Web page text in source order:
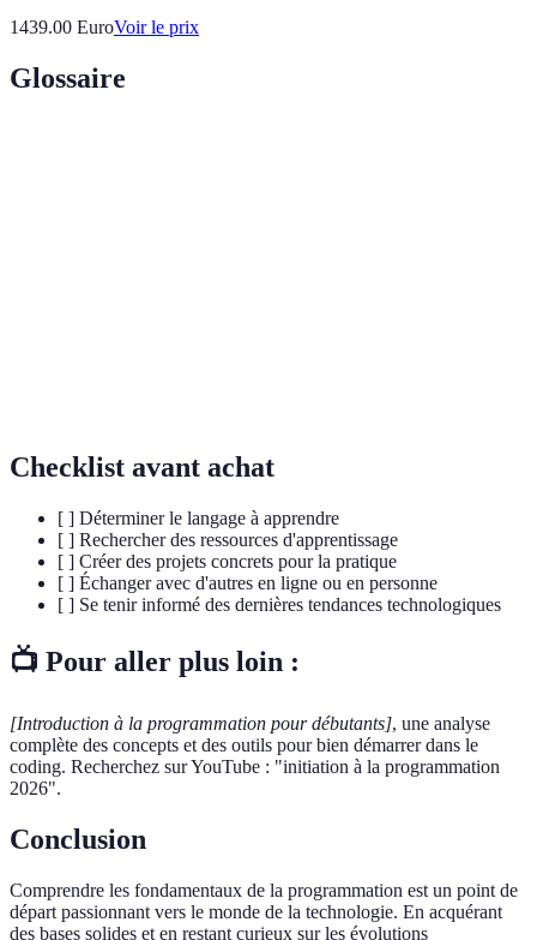
1439.00 EuroVoir le prix
Glossaire
Checklist avant achat
[ ] Déterminer le langage à apprendre
[ ] Rechercher des ressources d'apprentissage
[ ] Créer des projets concrets pour la pratique
[ ] Échanger avec d'autres en ligne ou en personne
[ ] Se tenir informé des dernières tendances technologiques
📺 Pour aller plus loin :
[Introduction à la programmation pour débutants], une analyse
complète des concepts et des outils pour bien démarrer dans le
coding. Recherchez sur YouTube : "initiation à la programmation
2026".
Conclusion
Comprendre les fondamentaux de la programmation est un point de
départ passionnant vers le monde de la technologie. En acquérant
des bases solides et en restant curieux sur les évolutions